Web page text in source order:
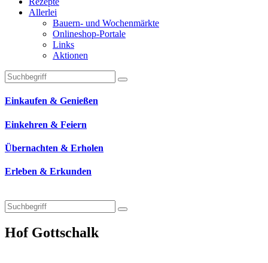
Allerlei
Bauern- und Wochenmärkte
Onlineshop-Portale
Links
Aktionen
Technisches Feld: Suchfeld
Technisches Feld: Suchbutton
Suche absenden
Einkaufen & Genießen
Einkehren & Feiern
Übernachten & Erholen
Erleben & Erkunden
Hof Gottschalk